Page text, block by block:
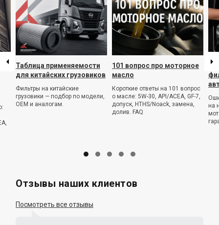
Таблица применяемости
для китайских грузовиков
Фильтры на китайские
грузовики — подбор по модели,
OEM и аналогам.
101 вопрос про моторное
масло
Короткие ответы на 101 вопрос
о масле: 5W-30, API/ACEA, GF-7,
допуск, HTHS/Noack, замена,
долив. FAQ
на
Отзывы наших клиентов
Посмотреть все отзывы